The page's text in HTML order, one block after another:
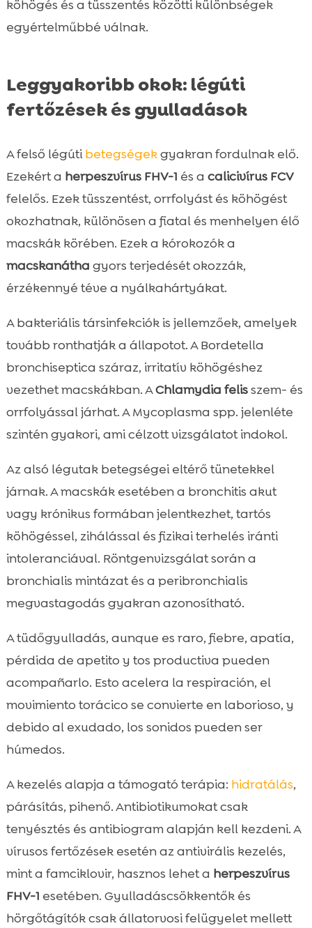
köhögés és a tüsszentés közötti különbségek
egyértelműbbé válnak.
Leggyakoribb okok: légúti
fertőzések és gyulladások
A felső légútibetegségekgyakran fordulnak elő.
Ezekért a herpeszvírus FHV-1 és a calicivírus FCV
felelős. Ezek tüsszentést, orrfolyást és köhögést
okozhatnak, különösen a fiatal és menhelyen élő
macskák körében. Ezek a kórokozók a
macskanátha gyors terjedését okozzák,
érzékennyé téve a nyálkahártyákat.
A bakteriális társinfekciók is jellemzőek, amelyek
tovább ronthatják a állapotot. A Bordetella
bronchiseptica száraz, irritatív köhögéshez
vezethet macskákban. AChlamydia felisszem- és
orrfolyással járhat. A Mycoplasma spp. jelenléte
szintén gyakori, ami célzott vizsgálatot indokol.
Az alsó légutak betegségei eltérő tünetekkel
járnak. A macskák esetében a bronchitis akut
vagy krónikus formában jelentkezhet, tartós
köhögéssel, zihálással és fizikai terhelés iránti
intoleranciával. Röntgenvizsgálat során a
bronchialis mintázat és a peribronchialis
megvastagodás gyakran azonosítható.
A tüdőgyulladás, aunque es raro, fiebre, apatía,
pérdida de apetito y tos productiva pueden
acompañarlo. Esto acelera la respiración, el
movimiento torácico se convierte en laborioso, y
debido al exudado, los sonidos pueden ser
húmedos.
A kezelés alapja a támogató terápia: hidratálás,
párásítás, pihenő. Antibiotikumokat csak
tenyésztés és antibiogram alapján kell kezdeni. A
vírusos fertőzések esetén az antivirális kezelés,
mint a famciklovir, hasznos lehet a herpeszvírus
FHV-1 esetében. Gyulladáscsökkentők és
hörgőtágítók csak állatorvosi felügyelet mellett